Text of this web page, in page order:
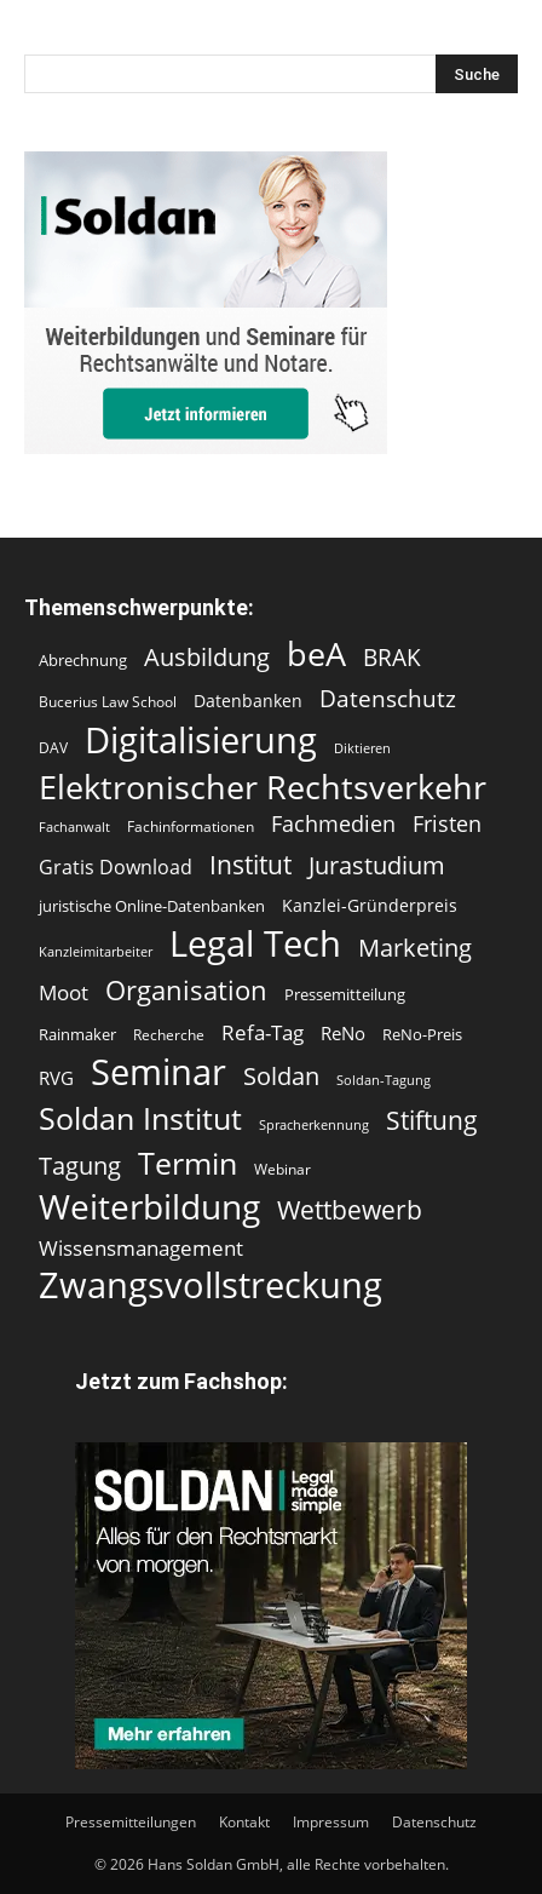
Themenschwerpunkte:
Abrechnung Ausbildung beA BRAK
Bucerius Law School Datenbanken Datenschutz
DAV Digitalisierung Diktieren
Elektronischer Rechtsverkehr
Fachanwalt Fachinformationen Fachmedien Fristen
Gratis Download Institut Jurastudium
juristische Online-Datenbanken Kanzlei-Gründerpreis
Kanzleimitarbeiter Legal Tech Marketing
Moot Organisation
Pressemitteilung
Rainmaker
Recherche Refa-Tag ReNo ReNo-Preis
RVG Seminar Soldan Soldan-Tagung
Soldan Institut Spracherkennung Stiftung
Tagung Termin Webinar
Weiterbildung Wettbewerb
Wissensmanagement
Zwangsvollstreckung
Jetzt zum Fachshop:
Pressemitteilungen Kontakt Impressum Datenschutz
© 2026 Hans Soldan GmbH, alle Rechte vorbehalten.